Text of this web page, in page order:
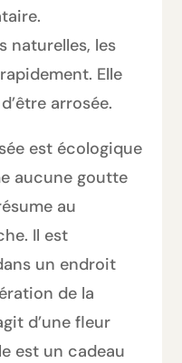
naturelles, les
Elle
arrosée.
est écologique
aucune goutte
au
Il est
un endroit
de la
d’une fleur
est un cadeau